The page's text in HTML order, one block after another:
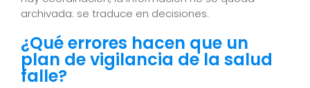
archivada: se traduce en decisiones.
¿Qué errores hacen que un
plan de vigilancia de la salud
falle?